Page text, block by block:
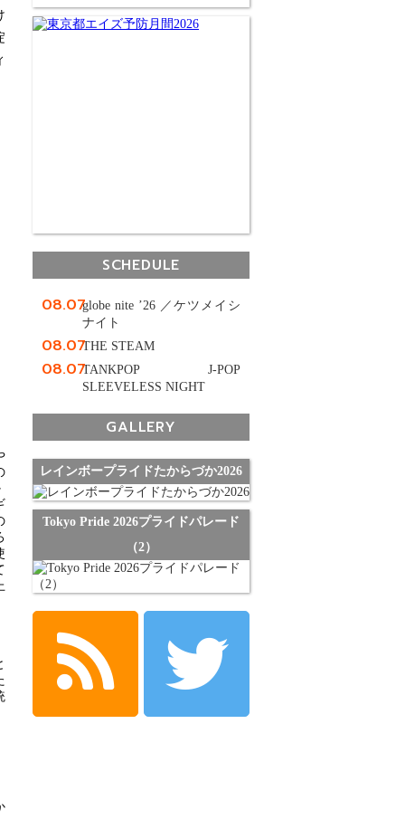
SCHEDULE
08.07globe nite ’26 ／ケツメイシ
ナイト
08.07THE STEAM
08.07TANKPOP J-POP
SLEEVELESS NIGHT
GALLERY
レインボープライドたからづか2026
Tokyo Pride 2026プライドパレード
（2）